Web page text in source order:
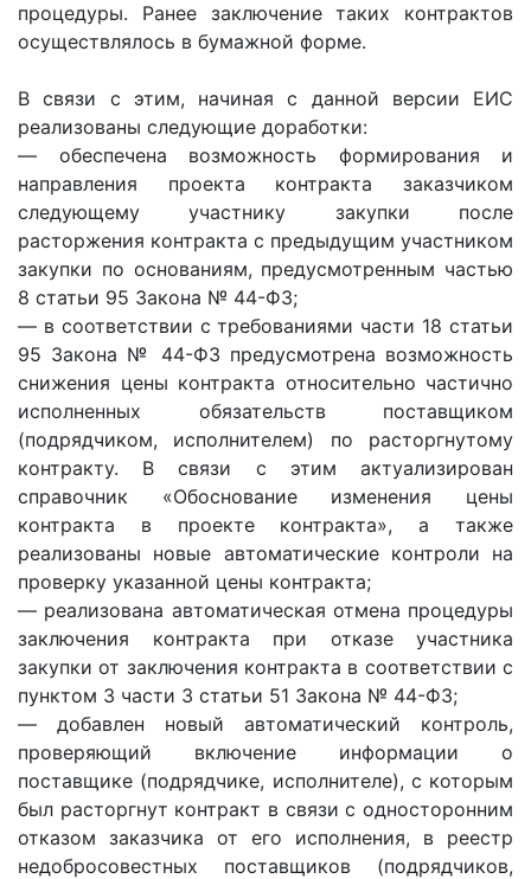
процедуры. Ранее заключение таких контрактов
осуществлялось в бумажной форме.
В связи с этим, начиная с данной версии ЕИС
реализованы следующие доработки:
— обеспечена возможность формирования и
направления проекта контракта заказчиком
следующему участнику закупки после
расторжения контракта с предыдущим участником
закупки по основаниям, предусмотренным частью
8 статьи 95 Закона № 44-ФЗ;
— в соответствии с требованиями части 18 статьи
95 Закона № 44-ФЗ предусмотрена возможность
снижения цены контракта относительно частично
исполненных обязательств поставщиком
(подрядчиком, исполнителем) по расторгнутому
контракту. В связи с этим актуализирован
справочник «Обоснование изменения цены
контракта в проекте контракта», а также
реализованы новые автоматические контроли на
проверку указанной цены контракта;
— реализована автоматическая отмена процедуры
заключения контракта при отказе участника
закупки от заключения контракта в соответствии с
пунктом 3 части 3 статьи 51 Закона № 44-ФЗ;
— добавлен новый автоматический контроль,
проверяющий включение информации о
поставщике (подрядчике, исполнителе), с которым
был расторгнут контракт в связи с односторонним
отказом заказчика от его исполнения, в реестр
недобросовестных поставщиков (подрядчиков,